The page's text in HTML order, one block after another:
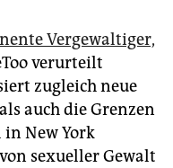
Vergewaltiger,
verurteilt
zugleich neue
auch die Grenzen
New York
sexueller Gewalt